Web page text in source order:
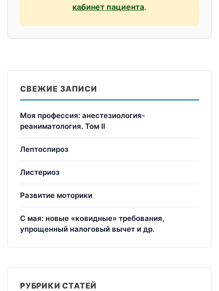
кабинет пациента.
СВЕЖИЕ ЗАПИСИ
Моя профессия: анестезиология-
реаниматология. Том II
Лептоспироз
Листериоз
Развитие моторики
С мая: новые «ковидные» требования,
упрощенный налоговый вычет и др.
РУБРИКИ СТАТЕЙ